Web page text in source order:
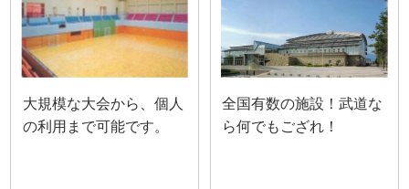
大規模な大会から、個人
の利用まで可能です。
全国有数の施設！武道な
ら何でもござれ！